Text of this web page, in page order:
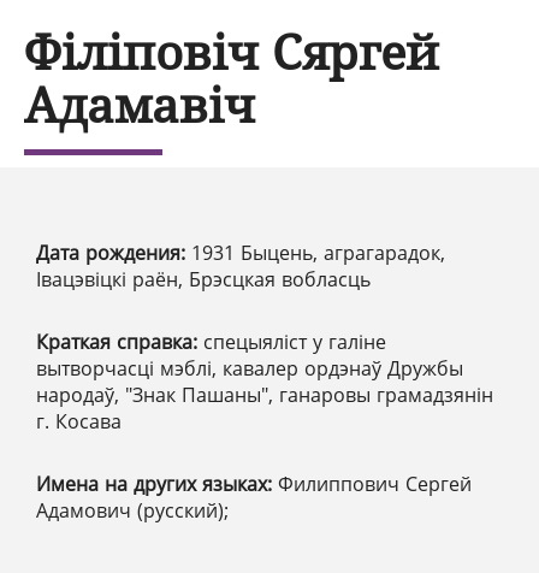
Філіповіч Сяргей
Адамавіч
Дата рождения: 1931 Быцень, аграгарадок,
Івацэвіцкі раён, Брэсцкая вобласць
Краткая справка: спецыяліст у галіне
вытворчасці мэблі, кавалер ордэнаў Дружбы
народаў, "Знак Пашаны", ганаровы грамадзянін
г. Косава
Имена на других языках: Филиппович Сергей
Адамович (русский);